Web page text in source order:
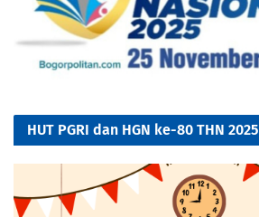
HUT PGRI dan HGN ke-80 THN 2025